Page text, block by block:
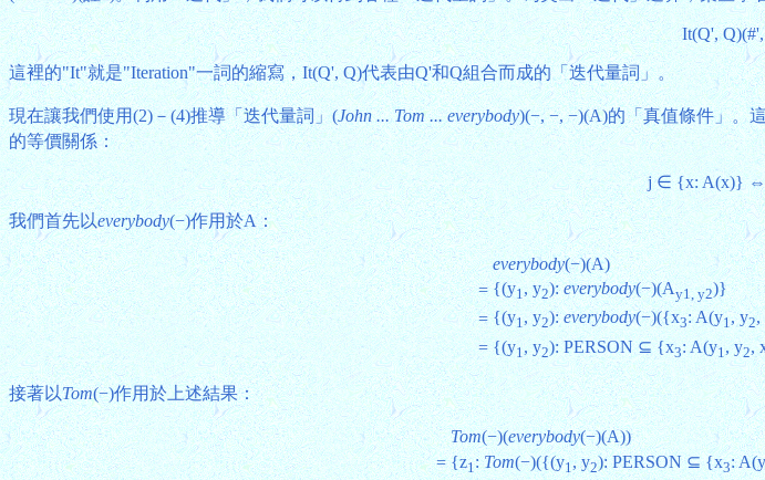
It(Q',
這裡的"It"就是"Iteration"一詞的縮寫，It(Q', Q)代表由Q'和Q組合而成的「迭代量詞」。
現在讓我們使用(2)－(4)推導「迭代量詞」(John ... Tom ... everybody)(−, −, −)(A)的「真值條件」。
的等價關係：
j ∈ {x: A(x)}
我們首先以everybody(−)作用於A：
everybody(−)(A)
= {(y1, y2):everybody(−)(Ay1, y2)}
= {(y1, y2):everybody(−)({x3: A(y1, y2,
= {(y1, y2): PERSON ⊆ {x3: A(y1, y2,
接著以Tom(−)作用於上述結果：
Tom(−)(everybody(−)(A))
= {z1:Tom(−)({(y1, y2): PERSON ⊆ {x3: A(y